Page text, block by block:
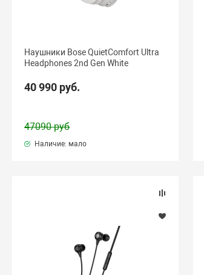
Наушники Bose QuietComfort Ultra
Headphones 2nd Gen White
40 990 руб.
47090 руб
Наличие: мало